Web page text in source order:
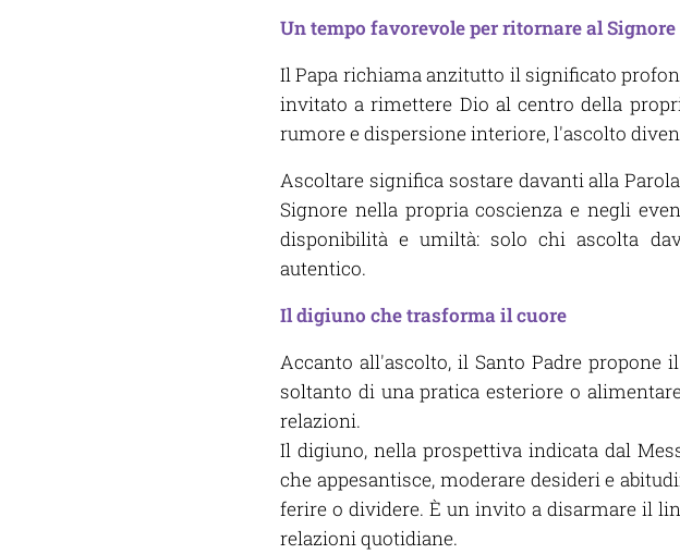
Un tempo favorevole per ritornare al Signore
Il Papa richiama anzitutto il significato
invitato a rimettere Dio al centro della
rumore e dispersione interiore, l'ascolto
Ascoltare significa sostare davanti alla
Signore nella propria coscienza e negli
disponibilità e umiltà: solo chi ascolta
autentico.
Il digiuno che trasforma il cuore
Accanto all'ascolto, il Santo Padre
soltanto di una pratica esteriore o
relazioni.
Il digiuno, nella prospettiva indicata dal
che appesantisce, moderare desideri e
ferire o dividere. È un invito a disarmare il
relazioni quotidiane.